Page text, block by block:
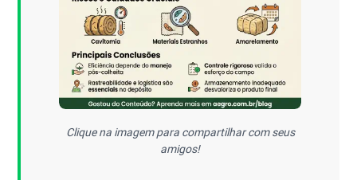
Clique na imagem para compartilhar com seus
amigos!